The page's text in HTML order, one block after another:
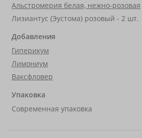
Альстромерия белая, нежно-розовая
Лизиантус (Эустома) розовый - 2 шт.
Добавления
Гиперикум
Лимониум
Ваксфловер
Упаковка
Современная упаковка